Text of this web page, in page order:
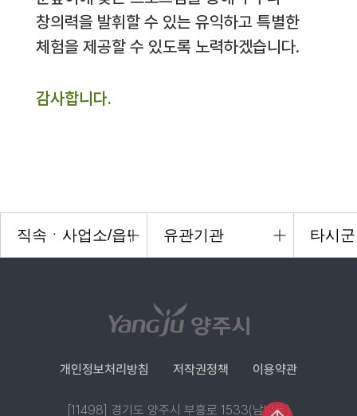
창의력을 발휘할 수 있는 유익하고 특별한
체험을 제공할 수 있도록 노력하겠습니다.
감사합니다.
개인정보처리방침 저작권정책 이용약관
[11498] 경기도 양주시 부흥로 1533(남방동)